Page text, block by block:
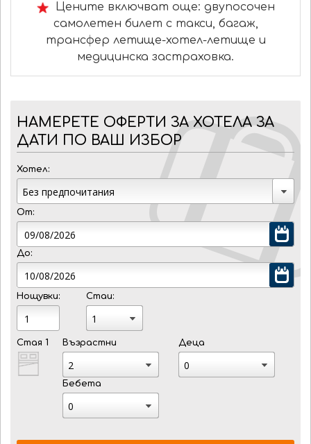
Цените включват още: двупосочен
самолетен билет с такси, багаж,
трансфер летище-хотел-летище и
медицинска застраховка.
НАМЕРЕТЕ ОФЕРТИ ЗА ХОТЕЛА ЗА
ДАТИ ПО ВАШ ИЗБОР
Хотел:
От:
До:
Нощувки: Стаи:
Стая 1 Възрастни Деца
Бебета